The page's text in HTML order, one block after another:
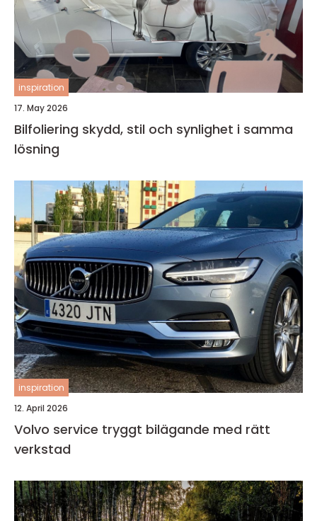
inspiration
17. May 2026
Bilfoliering skydd, stil och synlighet i samma
lösning
inspiration
12. April 2026
Volvo service tryggt bilägande med rätt
verkstad